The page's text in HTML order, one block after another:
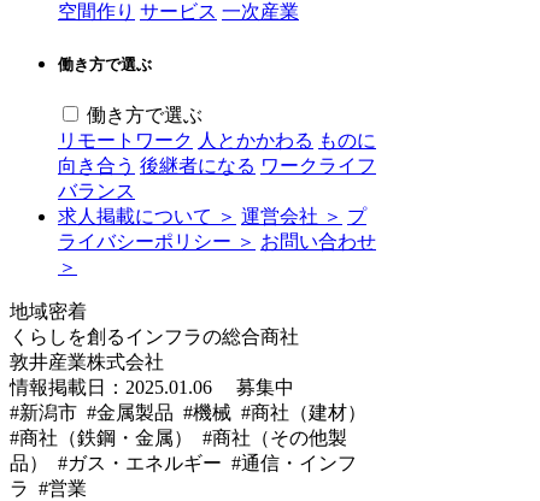
空間作り サービス 一次産業
働き方で選ぶ
働き方で選ぶ
リモートワーク 人とかかわる ものに
向き合う 後継者になる ワークライフ
バランス
求人掲載について ＞ 運営会社 ＞ プ
ライバシーポリシー ＞ お問い合わせ
＞
地域密着
くらしを創るインフラの総合商社
敦井産業株式会社
情報掲載日：2025.01.06 募集中
#新潟市 #金属製品 #機械 #商社（建材）
#商社（鉄鋼・金属） #商社（その他製
品） #ガス・エネルギー #通信・インフ
ラ #営業